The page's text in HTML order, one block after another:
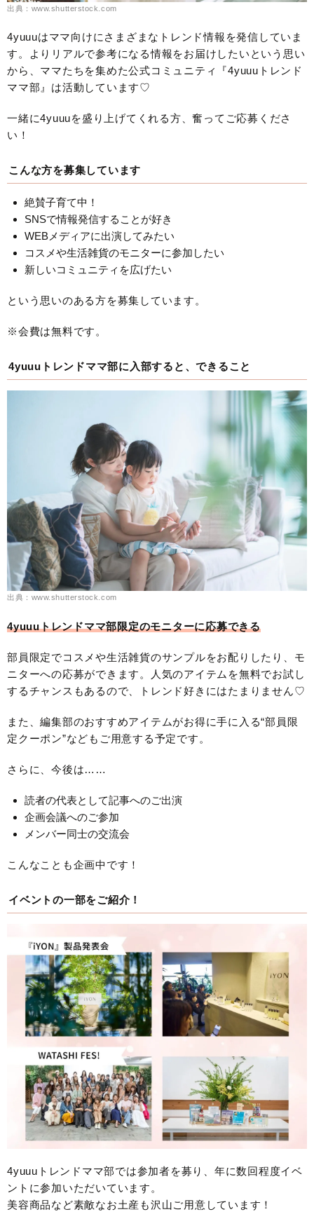
出典：www.shutterstock.com
4yuuuはママ向けにさまざまなトレンド情報を発信していま
す。よりリアルで参考になる情報をお届けしたいという思い
から、ママたちを集めた公式コミュニティ『4yuuuトレンド
ママ部』は活動しています♡
一緒に4yuuuを盛り上げてくれる方、奮ってご応募くださ
い！
こんな方を募集しています
絶賛子育て中！
SNSで情報発信することが好き
WEBメディアに出演してみたい
コスメや生活雑貨のモニターに参加したい
新しいコミュニティを広げたい
という思いのある方を募集しています。
※会費は無料です。
4yuuuトレンドママ部に入部すると、できること
出典：www.shutterstock.com
4yuuuトレンドママ部限定のモニターに応募できる
部員限定でコスメや生活雑貨のサンプルをお配りしたり、モ
ニターへの応募ができます。人気のアイテムを無料でお試し
するチャンスもあるので、トレンド好きにはたまりません♡
また、編集部のおすすめアイテムがお得に手に入る“部員限
定クーポン”などもご用意する予定です。
さらに、今後は……
読者の代表として記事へのご出演
企画会議へのご参加
メンバー同士の交流会
こんなことも企画中です！
イベントの一部をご紹介！
4yuuuトレンドママ部では参加者を募り、年に数回程度イベ
ントに参加いただいています。
美容商品など素敵なお土産も沢山ご用意しています！